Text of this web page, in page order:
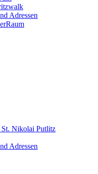
Adressen
St. Nikolai Putlitz
Adressen